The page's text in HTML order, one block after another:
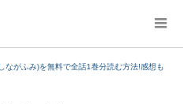
ながふみ)を無料で全話1巻分読む方法!感想も